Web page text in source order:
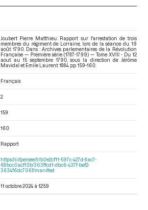
Joubert Pierre Matthieu. Rapport sur l'arrestation de trois
membres du régiment de Lorraine, lors de la séance du 19
août 1790. Dans : Archives parlementaires de la Révolution
Française — Première série (1787-1799) — Tome XVIII - Du 12
aout au 15 septembre 1790 , sous la direction de Jérôme
Mavidal et Emile Laurent. 1884. pp. 159-160.
Français
2
159
160
Rapport
https://iiif.persee.fr/b0e2cf11-597c-427d-8ac7-
68bcc0acf13b/363ffcd1-dbc6-437f-bef2-
3634f6dc706f/manifest
11 octobre 2024 à 12:59